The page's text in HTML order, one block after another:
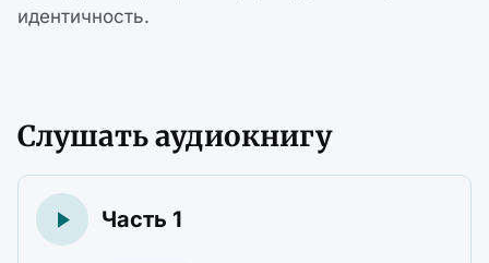
идентичность.
Слушать аудиокнигу
Часть 1